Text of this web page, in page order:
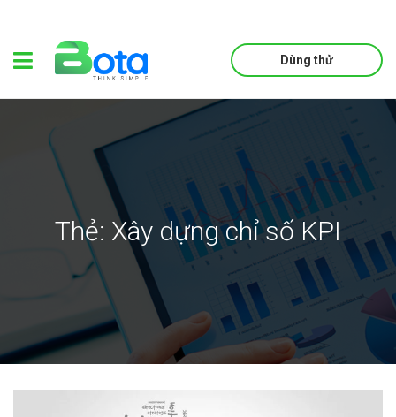
Dùng thử
Thẻ: Xây dựng chỉ số KPI